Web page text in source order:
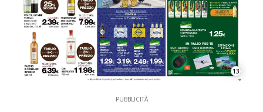
13
PUBBLICITÀ